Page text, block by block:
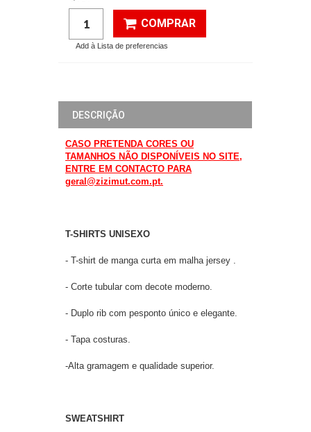
COMPRAR
Add à Lista de preferencias
DESCRIÇÃO
CASO PRETENDA CORES OU
TAMANHOS NÃO DISPONÍVEIS NO SITE,
ENTRE EM CONTACTO PARA
geral@zizimut.com.pt.
T-SHIRTS UNISEXO
- T-shirt de manga curta em malha jersey .
- Corte tubular com decote moderno.
- Duplo rib com pesponto único e elegante.
- Tapa costuras.
-Alta gramagem e qualidade superior.
SWEATSHIRT